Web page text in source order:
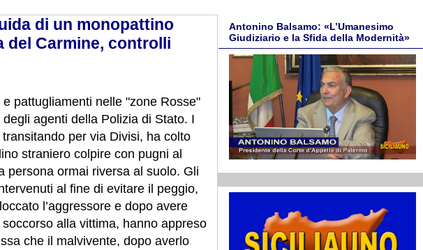
di un monopattino
del Carmine, controlli
e pattugliamenti nelle "zone Rosse"
degli agenti della Polizia di Stato. I
transitando per via Divisi, ha colto
straniero colpire con pugni al
persona ormai riversa al suolo. Gli
al fine di evitare il peggio,
l’aggressore e dopo avere
soccorso alla vittima, hanno appreso
che il malvivente, dopo averlo
Antonino Balsamo: «L’Umanesimo
Giudiziario e la Sfida della Modernità»